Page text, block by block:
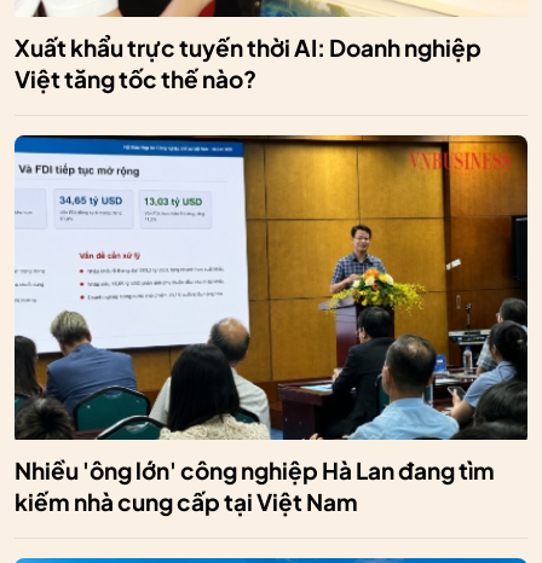
Xuất khẩu trực tuyến thời AI: Doanh nghiệp
Việt tăng tốc thế nào?
Nhiều 'ông lớn' công nghiệp Hà Lan đang tìm
kiếm nhà cung cấp tại Việt Nam